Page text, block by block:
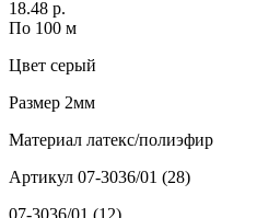
18.48 р.
По 100 м
Цвет серый
Размер 2мм
Материал латекс/полиэфир
Артикул 07-3036/01 (28)
07-3036/01 (12)